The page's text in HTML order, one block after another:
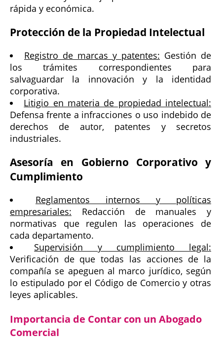
rápida y económica.
Protección de la Propiedad Intelectual
Registro de marcas y patentes: Gestión de
los trámites correspondientes para
salvaguardar la innovación y la identidad
corporativa.
Litigio en materia de propiedad intelectual:
Defensa frente a infracciones o uso indebido de
derechos de autor, patentes y secretos
industriales.
Asesoría en Gobierno Corporativo y
Cumplimiento
Reglamentos internos y políticas
empresariales: Redacción de manuales y
normativas que regulen las operaciones de
cada departamento.
Supervisión y cumplimiento legal:
Verificación de que todas las acciones de la
compañía se apeguen al marco jurídico, según
lo estipulado por el Código de Comercio y otras
leyes aplicables.
Importancia de Contar con un Abogado
Comercial